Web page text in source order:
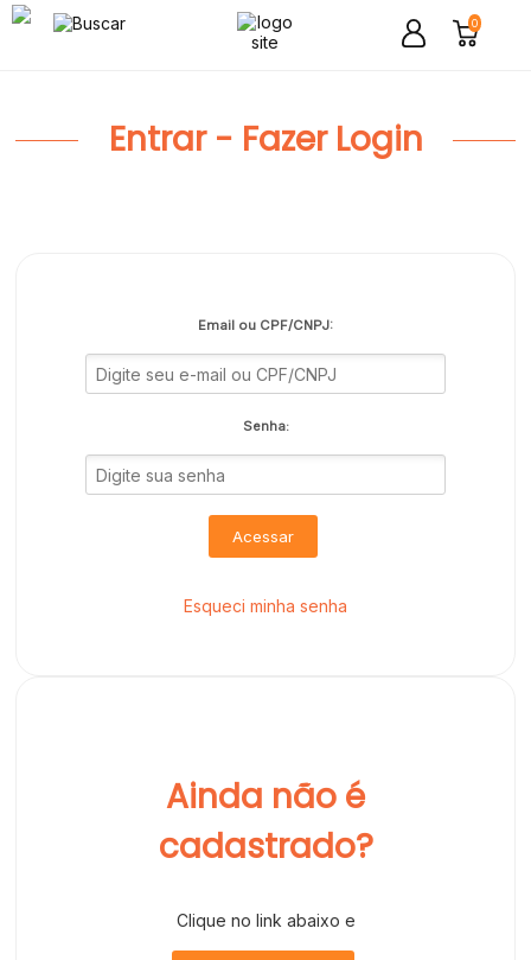
0
Entrar - Fazer Login
Email ou CPF/CNPJ:
Senha:
Acessar
Esqueci minha senha
Ainda não é
cadastrado?
Clique no link abaixo e